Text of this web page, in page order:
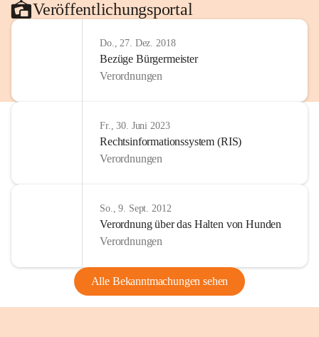
Veröffentlichungsportal
Do., 27. Dez. 2018
Bezüge Bürgermeister
Verordnungen
Fr., 30. Juni 2023
Rechtsinformationssystem (RIS)
Verordnungen
So., 9. Sept. 2012
Verordnung über das Halten von Hunden
Verordnungen
Alle Bekanntmachungen sehen